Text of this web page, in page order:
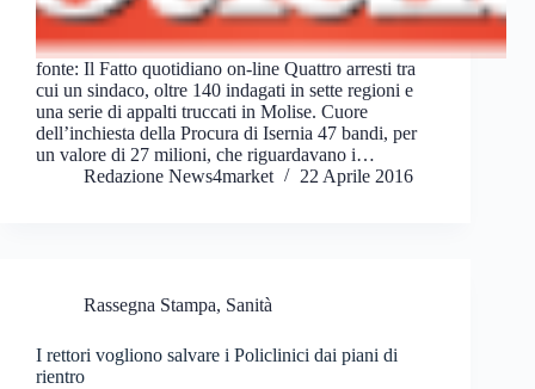
fonte: Il Fatto quotidiano on-line Quattro arresti tra
cui un sindaco, oltre 140 indagati in sette regioni e
una serie di appalti truccati in Molise. Cuore
dell’inchiesta della Procura di Isernia 47 bandi, per
un valore di 27 milioni, che riguardavano i…
Redazione News4market
22 Aprile 2016
Rassegna Stampa, Sanità
I rettori vogliono salvare i Policlinici dai piani di
rientro